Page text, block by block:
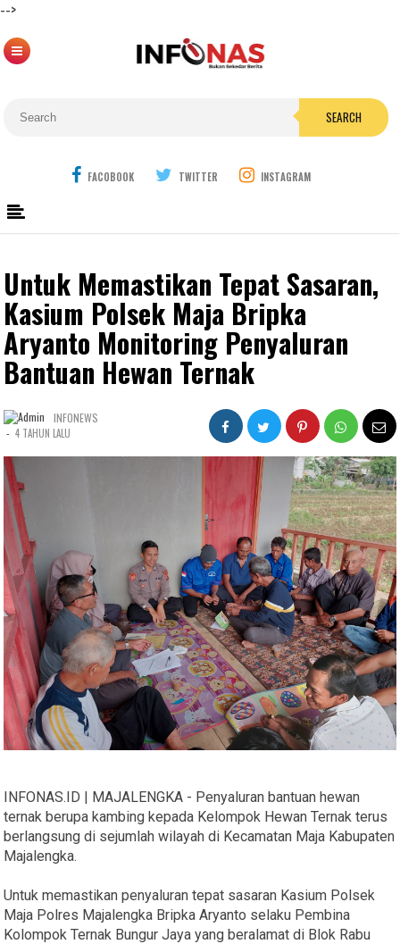
-->
SEARCH
FACOBOOK TWITTER INSTAGRAM
Untuk Memastikan Tepat Sasaran,
Kasium Polsek Maja Bripka
Aryanto Monitoring Penyaluran
Bantuan Hewan Ternak
INFONEWS
- 4 TAHUN LALU
INFONAS.ID | MAJALENGKA - Penyaluran bantuan hewan
ternak berupa kambing kepada Kelompok Hewan Ternak terus
berlangsung di sejumlah wilayah di Kecamatan Maja Kabupaten
Majalengka.
Untuk memastikan penyaluran tepat sasaran Kasium Polsek
Maja Polres Majalengka Bripka Aryanto selaku Pembina
Kolompok Ternak Bungur Jaya yang beralamat di Blok Rabu